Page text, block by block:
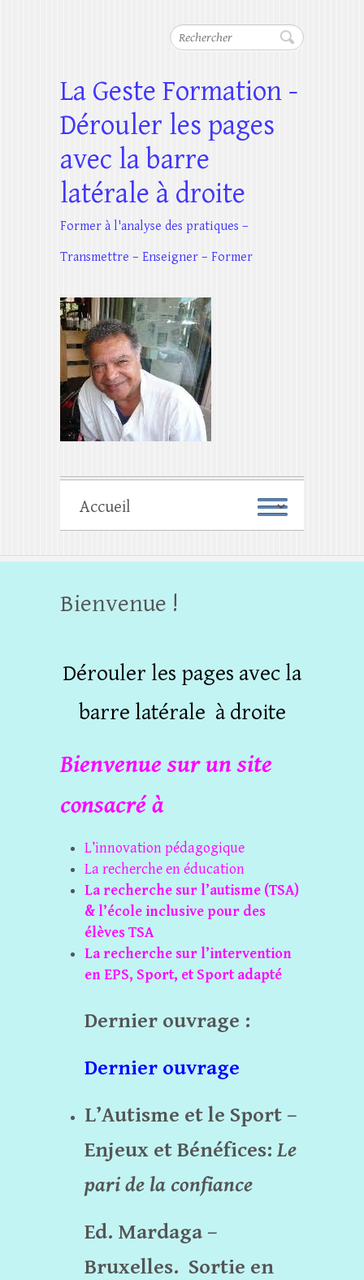
Rechercher
La Geste Formation -
Dérouler les pages
avec la barre
latérale à droite
Former à l'analyse des pratiques –
Transmettre – Enseigner – Former
Bienvenue !
Dérouler les pages avec la
barre latérale à droite
Bienvenue sur un site
consacré à
L’innovation pédagogique
La recherche en éducation
La recherche sur l’autisme (TSA)
& l’école inclusive pour des
élèves TSA
La recherche sur l’intervention
en EPS, Sport, et Sport adapté
Dernier ouvrage :
Dernier ouvrage
L’Autisme et le Sport –
Enjeux et Bénéfices: Le
pari de la confiance
Ed. Mardaga –
Bruxelles. Sortie en